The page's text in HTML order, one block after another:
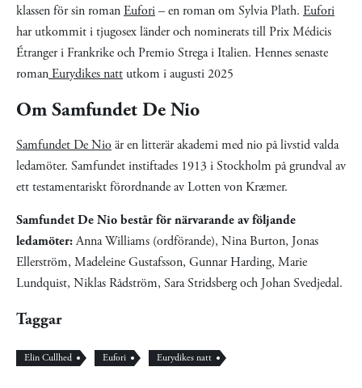
klassen för sin romanEufori– en roman om Sylvia Plath. Eufori
har utkommit i tjugosex länder och nominerats till Prix Médicis
Étranger i Frankrike och Premio Strega i Italien. Hennes senaste
romanEurydikes nattutkom i augusti 2025
Om Samfundet De Nio
Samfundet De Nioär en litterär akademi med nio på livstid valda
ledamöter. Samfundet instiftades 1913 i Stockholm på grundval av
ett testamentariskt förordnande av Lotten von Kræmer.
Samfundet De Nio består för närvarande av följande
ledamöter:Anna Williams (ordförande), Nina Burton, Jonas
Ellerström, Madeleine Gustafsson, Gunnar Harding, Marie
Lundquist, Niklas Rådström, Sara Stridsberg och Johan Svedjedal.
Taggar
Elin Cullhed Eufori Eurydikes natt